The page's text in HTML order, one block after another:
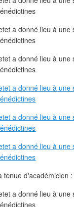
tenue d'académicien :